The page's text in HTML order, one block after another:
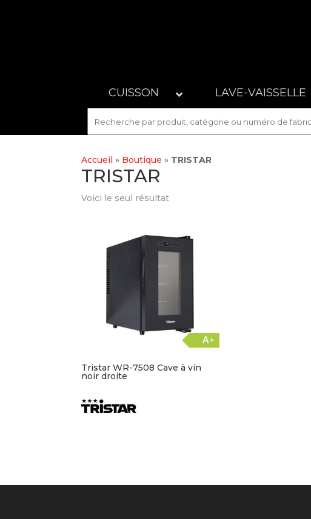
CUISSON LAVE-VAISSELLE
Accueil » Boutique » TRISTAR
TRISTAR
Voici le seul résultat
A+
Tristar WR-7508 Cave à vin
noir droite